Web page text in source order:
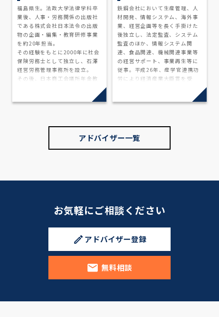
福島県生。法政大学法律学科卒
業後、人事・労務関係の出版社
である株式会社日本法令の出版
物の企画・編集・教育研修事業
を約20年担当。
その経験をもとに2000年に社会
保険労務士として独立し、石澤
経営労務管理事務所を設立。
その後、日本商工会議所年金教
Ｃ/ＤＢ等企業年金の普及のため
商工会議所で講演等を行うとと
人事労務問題の指導にあたると
ともに、中小企業の人事制度の
に、労務問題に関するトラブル
融機関等での講演・執筆に携わ
鉄鋼会社において生産管理、人
材開発、情報システム、海外事
業、経営企画等を長く手掛けた
後独立し、法定監査、システム
監査のほか、情報システム関
連、食品関連、機械関連事業等
の経営サポート、事業再生等に
従事。平成26年、産学官連携功
労により経済産業大臣賞を受
織・営業組織構築、資本政策な
どベンチャー企業の広範囲の課
【得意分野】飲食、情報システ
ム、Web関連など（自らiPhone
アドバイザー一覧
お気軽にご相談ください
アドバイザー登録
無料相談